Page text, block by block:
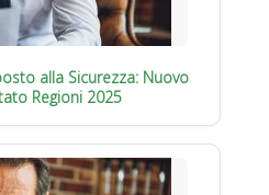
alla Sicurezza: Nuovo
Regioni 2025